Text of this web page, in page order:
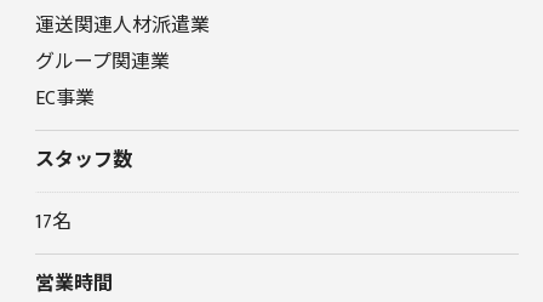
運送関連人材派遣業
グループ関連業
EC事業
スタッフ数
17名
営業時間